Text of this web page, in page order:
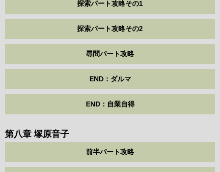
探索パート攻略その1
探索パート攻略その2
尋問パート攻略
END：ダルマ
END：自業自得
第八章 塚原音子
前半パート攻略